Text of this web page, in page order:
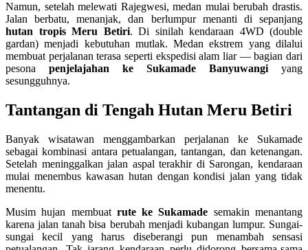
Namun, setelah melewati Rajegwesi, medan mulai berubah drastis.
Jalan berbatu, menanjak, dan berlumpur menanti di sepanjang
hutan tropis Meru Betiri. Di sinilah kendaraan 4WD (double
gardan) menjadi kebutuhan mutlak. Medan ekstrem yang dilalui
membuat perjalanan terasa seperti ekspedisi alam liar — bagian dari
pesona penjelajahan ke Sukamade Banyuwangiyang
sesungguhnya.
Tantangan di Tengah Hutan Meru Betiri
Banyak wisatawan menggambarkan perjalanan ke Sukamade
sebagai kombinasi antara petualangan, tantangan, dan ketenangan.
Setelah meninggalkan jalan aspal terakhir di Sarongan, kendaraan
mulai menembus kawasan hutan dengan kondisi jalan yang tidak
menentu.
Musim hujan membuat rute ke Sukamade semakin menantang
karena jalan tanah bisa berubah menjadi kubangan lumpur. Sungai-
sungai kecil yang harus diseberangi pun menambah sensasi